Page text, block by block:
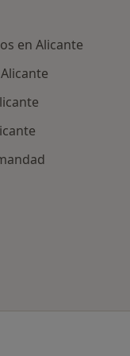
en Alicante